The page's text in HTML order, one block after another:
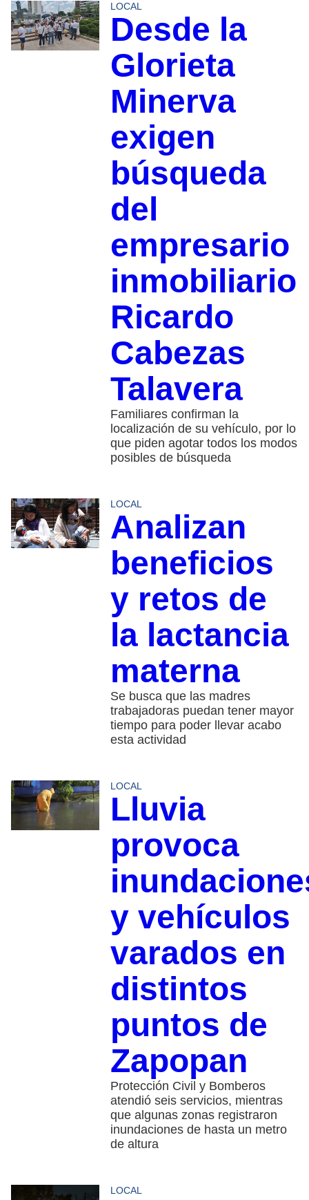
LOCAL
Desde la
Glorieta
Minerva
exigen
búsqueda
del
empresario
inmobiliario
Ricardo
Cabezas
Talavera
Familiares confirman la
localización de su vehículo, por lo
que piden agotar todos los modos
posibles de búsqueda
LOCAL
Analizan
beneficios
y retos de
la lactancia
materna
Se busca que las madres
trabajadoras puedan tener mayor
tiempo para poder llevar acabo
esta actividad
LOCAL
Lluvia
provoca
y vehículos
varados en
distintos
puntos de
Zapopan
Protección Civil y Bomberos
atendió seis servicios, mientras
que algunas zonas registraron
inundaciones de hasta un metro
de altura
LOCAL